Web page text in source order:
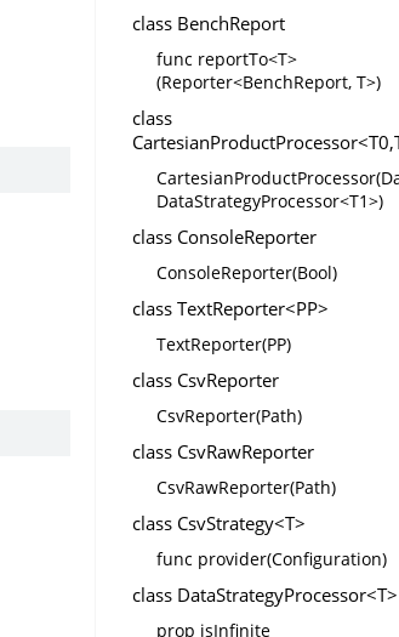
class BenchReport
func reportTo<T>
(Reporter<BenchReport, T>)
class
DataStrategyProcessor<T1>)
class ConsoleReporter
ConsoleReporter(Bool)
class TextReporter<PP>
TextReporter(PP)
class CsvReporter
CsvReporter(Path)
class CsvRawReporter
CsvRawReporter(Path)
class CsvStrategy<T>
func provider(Configuration)
class DataStrategyProcessor<T>
prop isInfinite